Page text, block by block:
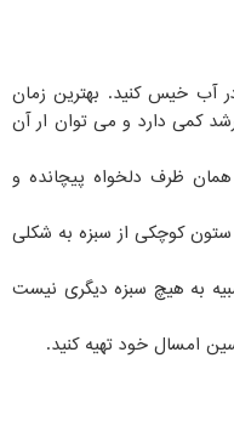
که باید دانه کنجد را برای حدود 6 الی 8 ساعت در آب خیس کنید. بهترین زمان
رشد کمی دارد و می توان ار آن
ظرف دلخواه پیچانده و
ستون کوچکی از سبزه به شکلی
به هیچ سبزه دیگری نیست
امسال خود تهیه کنید.